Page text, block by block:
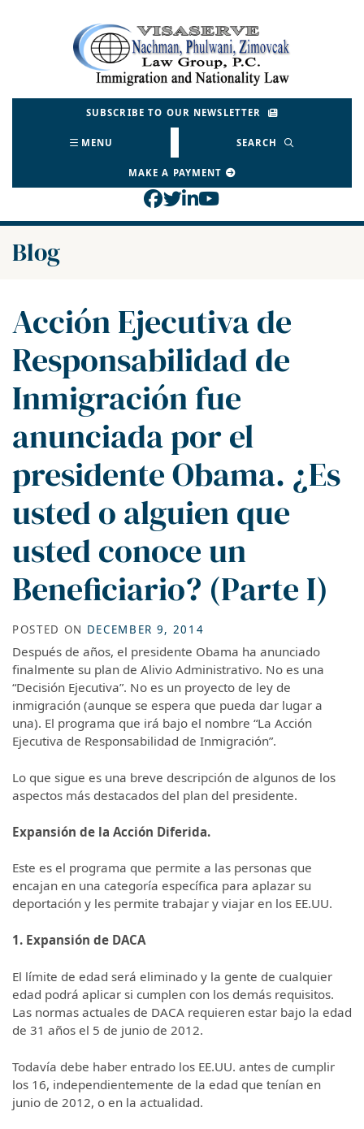
Return home
SUBSCRIBE TO OUR NEWSLETTER
MENU SEARCH
MAKE A PAYMENT
View our profile on
View our feed on
View our firm profile
View our channel
Blog
Acción Ejecutiva de
Responsabilidad de
Inmigración fue
anunciada por el
presidente Obama. ¿Es
usted o alguien que
usted conoce un
Beneficiario? (Parte I)
POSTED ON DECEMBER 9, 2014
Después de años, el presidente Obama ha anunciado
finalmente su plan de Alivio Administrativo. No es una
“Decisión Ejecutiva”. No es un proyecto de ley de
inmigración (aunque se espera que pueda dar lugar a
una). El programa que irá bajo el nombre “La Acción
Ejecutiva de Responsabilidad de Inmigración”.
Lo que sigue es una breve descripción de algunos de los
aspectos más destacados del plan del presidente.
Expansión de la Acción Diferida.
Este es el programa que permite a las personas que
encajan en una categoría específica para aplazar su
deportación y les permite trabajar y viajar en los EE.UU.
1. Expansión de DACA
El límite de edad será eliminado y la gente de cualquier
edad podrá aplicar si cumplen con los demás requisitos.
Las normas actuales de DACA requieren estar bajo la edad
de 31 años el 5 de junio de 2012.
Todavía debe haber entrado los EE.UU. antes de cumplir
los 16, independientemente de la edad que tenían en
junio de 2012, o en la actualidad.